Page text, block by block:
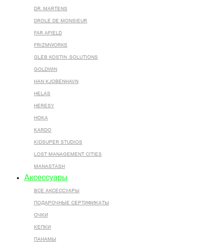
DR. MARTENS
DROLE DE MONSIEUR
FAR AFIELD
FRIZMWORKS
GLEB KOSTIN .SOLUTIONS
GOLDWIN
HAN KJOBENHAVN
HELAS
HERESY
HOKA
KARDO
KIDSUPER STUDIOS
LOST MANAGEMENT CITIES
MANASTASH
Аксессуары
ВСЕ AКСЕССУАРЫ
ПОДАРОЧНЫЕ СЕРТИФИКАТЫ
ОЧКИ
КЕПКИ
ПАНАМЫ